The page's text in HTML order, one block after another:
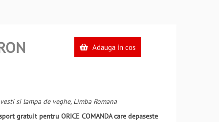
Adauga in cos
si lampa de veghe, Limba Romana
gratuit pentru ORICE COMANDA care depaseste